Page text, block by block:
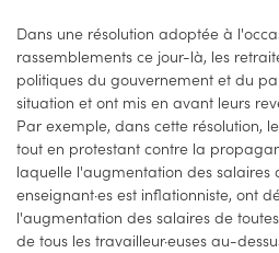
Dans une résolution adoptée à
rassemblements ce jour-là, les
politiques du gouvernement et du
situation et ont mis en avant leurs
Par exemple, dans cette résolution,
tout en protestant contre la
laquelle l'augmentation des salaires
enseignant·es est inflationniste, ont
l'augmentation des salaires de
de tous les travailleur·euses au-